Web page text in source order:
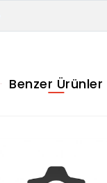
Benzer Ürünler